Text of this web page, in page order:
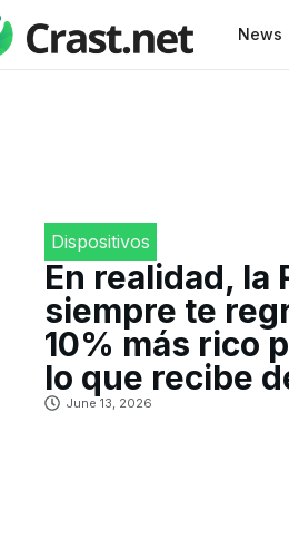
News
Dispositivos
En realidad, la
siempre te
10% más rico
lo que recibe
June 13, 2026